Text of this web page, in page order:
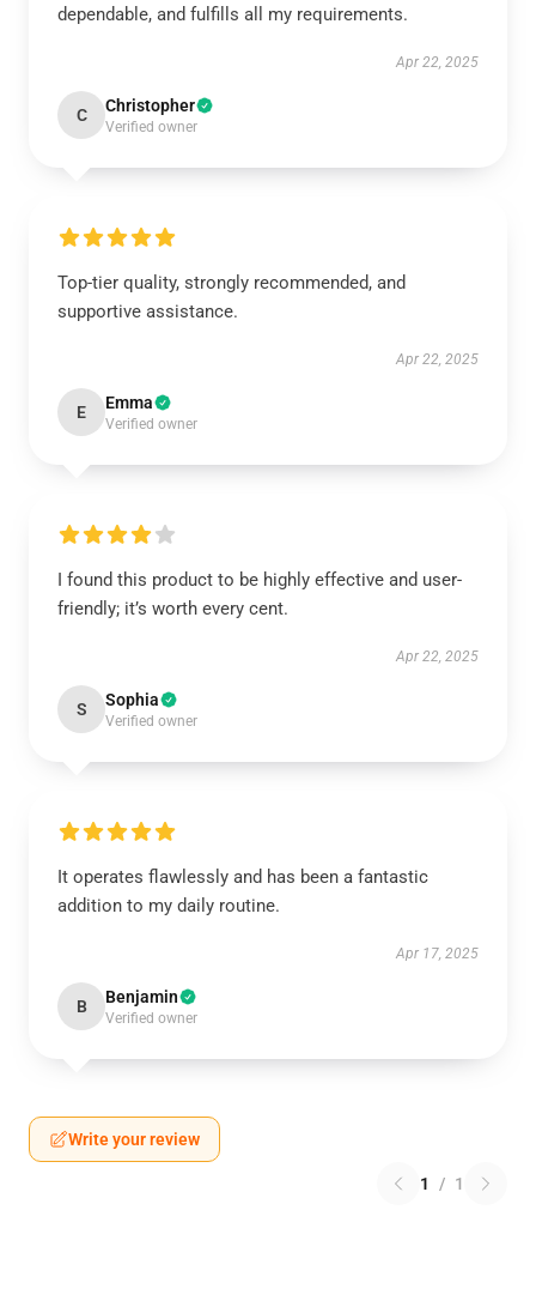
dependable, and fulfills all my requirements.
Apr 22, 2025
C Christopher
Verified owner
Top-tier quality, strongly recommended, and
supportive assistance.
Apr 22, 2025
E Emma
Verified owner
I found this product to be highly effective and user-
friendly; it’s worth every cent.
Apr 22, 2025
S Sophia
Verified owner
It operates flawlessly and has been a fantastic
addition to my daily routine.
Apr 17, 2025
B Benjamin
Verified owner
Write your review
1 / 1